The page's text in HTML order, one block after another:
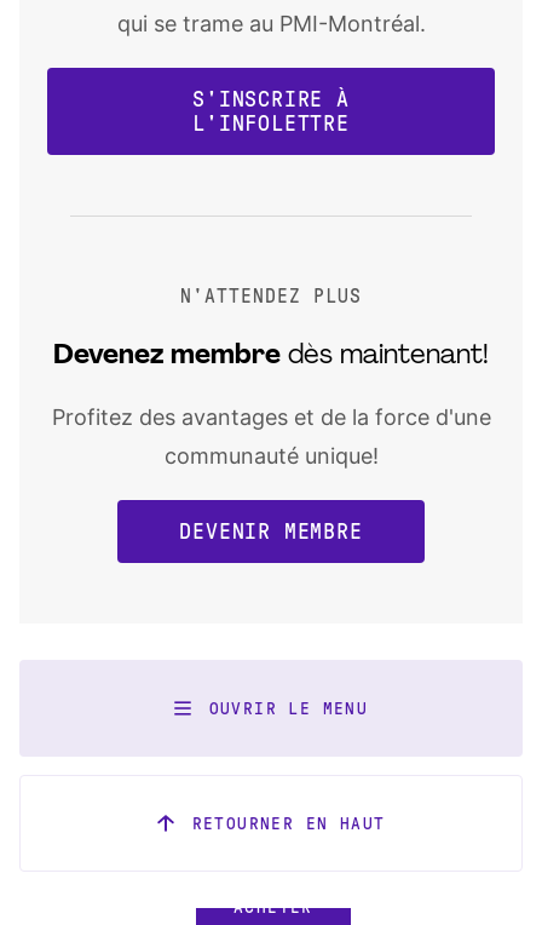
ACHETER
qui se trame au PMI-Montréal.
S'INSCRIRE À
L'INFOLETTRE
N'ATTENDEZ PLUS
Devenez membre dès maintenant!
Profitez des avantages et de la force d'une
communauté unique!
DEVENIR MEMBRE
OUVRIR LE MENU
RETOURNER EN HAUT